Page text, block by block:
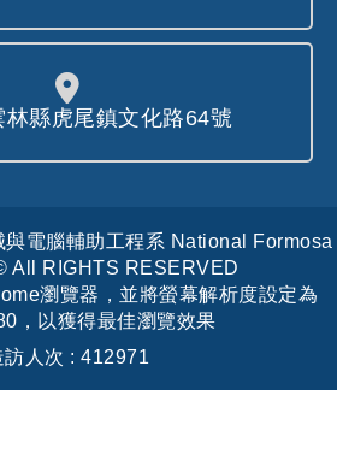
林縣虎尾鎮文化路64號
與電腦輔助工程系 National Formosa
All RIGHTS RESERVED
瀏覽器，並將螢幕解析度設定為
，以獲得最佳瀏覽效果
訪人次 : 412971